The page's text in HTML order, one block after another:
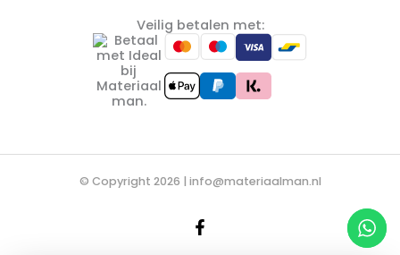
Veilig betalen met:
© Copyright 2026 | info@materiaalman.nl